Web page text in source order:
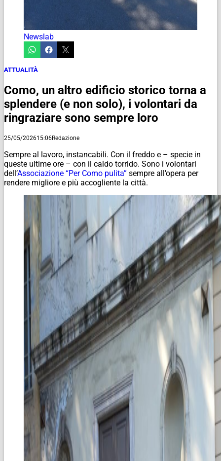
Newslab
ATTUALITÀ
Como, un altro edificio storico torna a
splendere (e non solo), i volontari da
ringraziare sono sempre loro
25/05/202615:06Redazione
Sempre al lavoro, instancabili. Con il freddo e – specie in
queste ultime ore – con il caldo torrido. Sono i volontari
dell’Associazione “Per Como pulita” sempre all’opera per
rendere migliore e più accogliente la città.